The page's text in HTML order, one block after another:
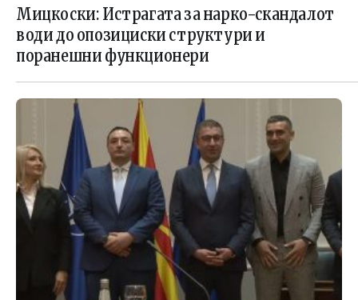
ИСТРАГАТА
Мицкоски: Истрагата за нарко-скандалот
води до опозициски структури и
поранешни функционери